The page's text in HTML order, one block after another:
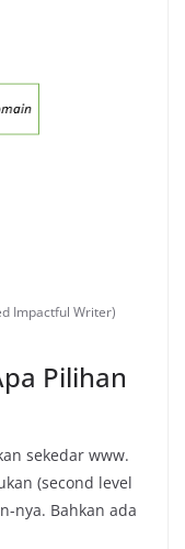
Impactful Writer)
Pilihan
sekedar www.
(second level
nya. Bahkan ada